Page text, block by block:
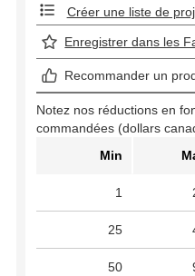
Créer une liste de
Enregistrer dans les
Recommander un
Notez nos réductions en
commandées (dollars
Min
1
25
50